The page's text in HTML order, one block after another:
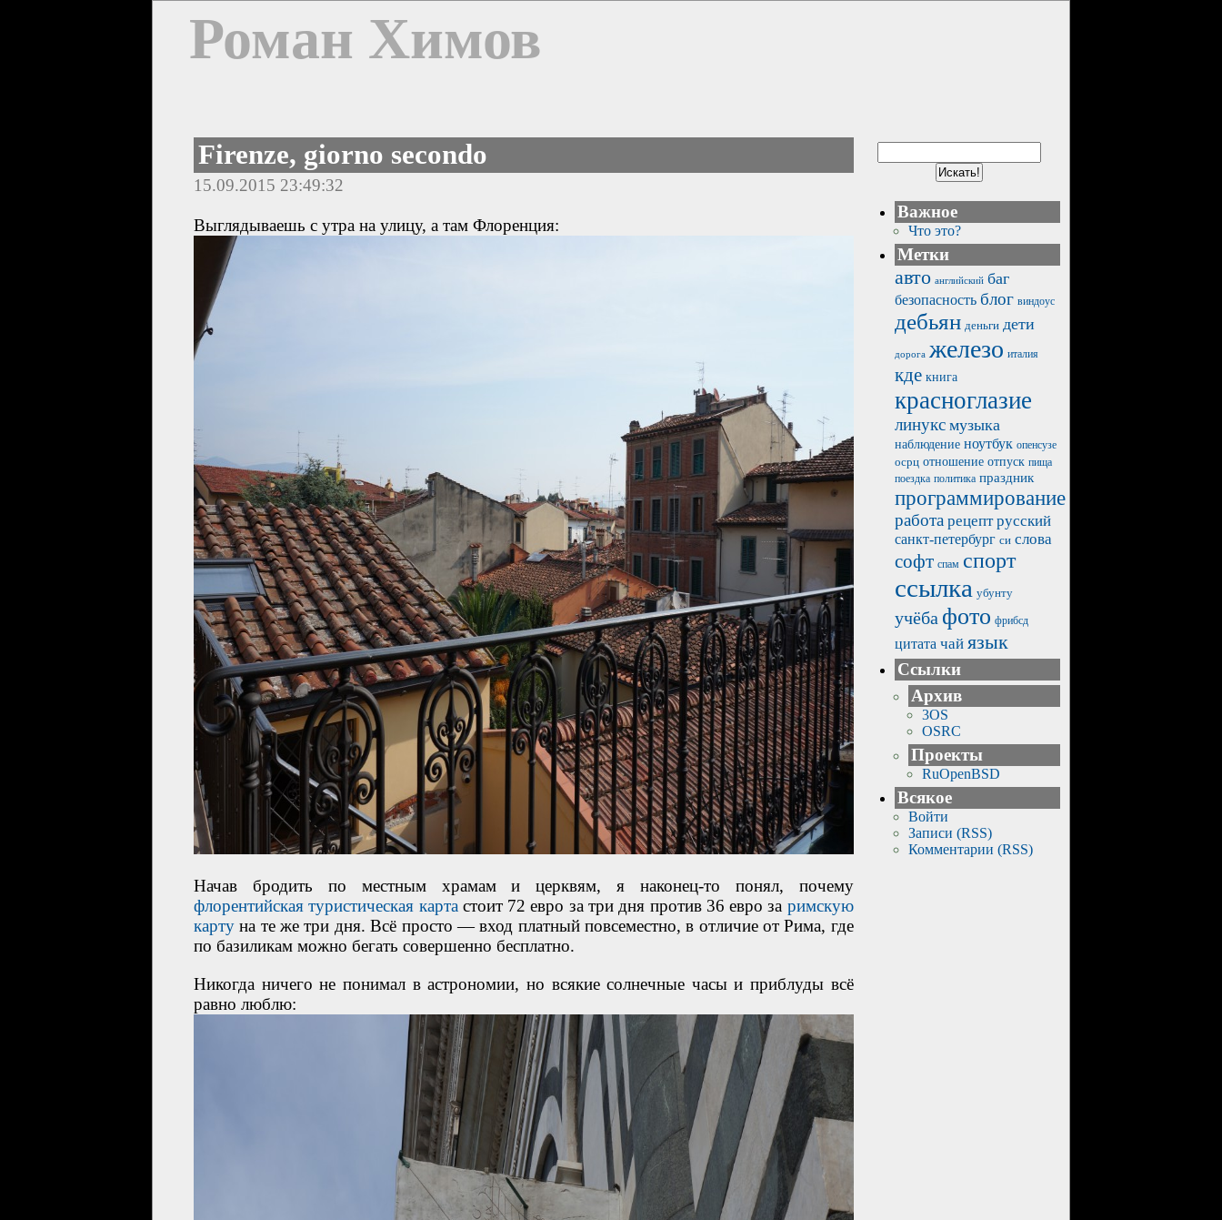
Роман Химов
Firenze, giorno secondo
15.09.2015 23:49:32
Выглядываешь с утра на улицу, а там Флоренция:
Начав бродить по местным храмам и церквям, я наконец-то понял, почему
флорентийская туристическая картастоит 72 евро за три дня против 36 евро за римскую
карту на те же три дня. Всё просто — вход платный повсеместно, в отличие от Рима, где
по базиликам можно бегать совершенно бесплатно.
Никогда ничего не понимал в астрономии, но всякие солнечные часы и приблуды всё
равно люблю:
Важное
Что это?
Метки
авто английский баг
безопасность блог виндоус
дебьян деньги дети
дорога железо италия
кде книга
красноглазие
линукс музыка
наблюдение ноутбук опенсузе
осрц отношение отпуск пища
поездка политика праздник
программирование
работа рецепт русский
санкт-петербург си слова
софт спам спорт
ссылка убунту
учёба фото фрибсд
цитата чай язык
Ссылки
Архив
3OS
OSRC
Проекты
RuOpenBSD
Всякое
Войти
Записи (RSS)
Комментарии (RSS)